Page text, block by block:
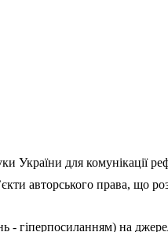
України для
авторського права, що
- гіперпосиланням) на